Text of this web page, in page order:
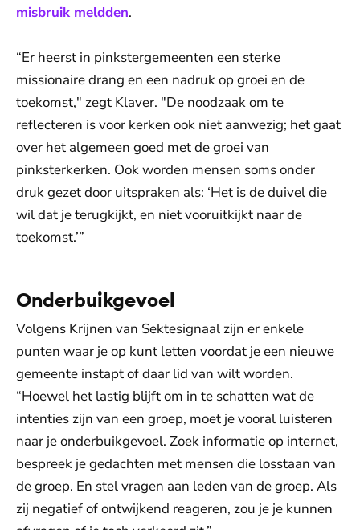
misbruik meldden.
“Er heerst in pinkstergemeenten een sterke
missionaire drang en een nadruk op groei en de
toekomst," zegt Klaver. "De noodzaak om te
reflecteren is voor kerken ook niet aanwezig; het gaat
over het algemeen goed met de groei van
pinksterkerken. Ook worden mensen soms onder
druk gezet door uitspraken als: ‘Het is de duivel die
wil dat je terugkijkt, en niet vooruitkijkt naar de
toekomst.’”
Onderbuikgevoel
Volgens Krijnen van Sektesignaal zijn er enkele
punten waar je op kunt letten voordat je een nieuwe
gemeente instapt of daar lid van wilt worden.
“Hoewel het lastig blijft om in te schatten wat de
intenties zijn van een groep, moet je vooral luisteren
naar je onderbuikgevoel. Zoek informatie op internet,
bespreek je gedachten met mensen die losstaan van
de groep. En stel vragen aan leden van de groep. Als
zij negatief of ontwijkend reageren, zou je je kunnen